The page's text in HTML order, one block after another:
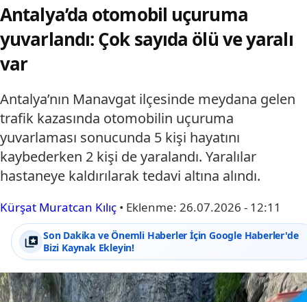
Antalya’da otomobil uçuruma
yuvarlandı: Çok sayıda ölü ve yaralı
var
Antalya’nın Manavgat ilçesinde meydana gelen
trafik kazasında otomobilin uçuruma
yuvarlaması sonucunda 5 kişi hayatını
kaybederken 2 kişi de yaralandı. Yaralılar
hastaneye kaldırılarak tedavi altına alındı.
Kürşat Muratcan Kılıç • Eklenme: 26.07.2026 - 12:11
Son Dakika ve Önemli Haberler İçin Google Haberler'de
Bizi Kaynak Ekleyin!